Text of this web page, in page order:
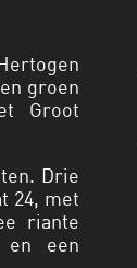
groen
Groot
Drie
24, met
riante
en een